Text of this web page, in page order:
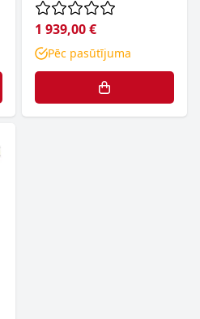
1 939,00 €
Pēc pasūtījuma